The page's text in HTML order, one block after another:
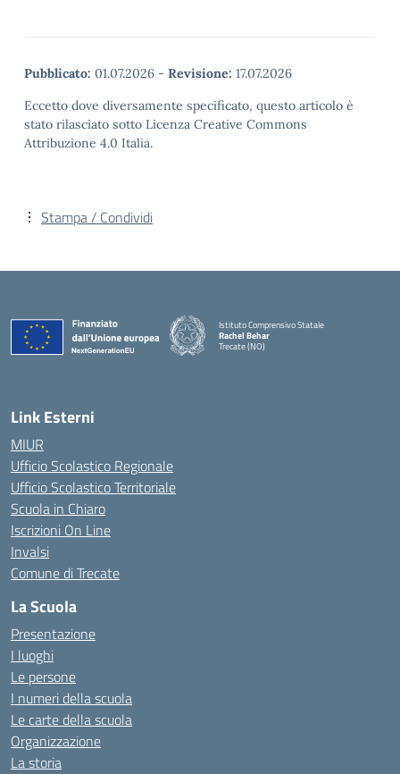
Pubblicato: 01.07.2026 - Revisione: 17.07.2026
Eccetto dove diversamente specificato, questo articolo è
stato rilasciato sotto Licenza Creative Commons
Attribuzione 4.0 Italia.
Stampa / Condividi
Istituto Comprensivo Statale
Rachel Behar
Trecate (NO)
Link Esterni
MIUR
Ufficio Scolastico Regionale
Ufficio Scolastico Territoriale
Scuola in Chiaro
Iscrizioni On Line
Invalsi
Comune di Trecate
La Scuola
Presentazione
I luoghi
Le persone
I numeri della scuola
Le carte della scuola
Organizzazione
La storia